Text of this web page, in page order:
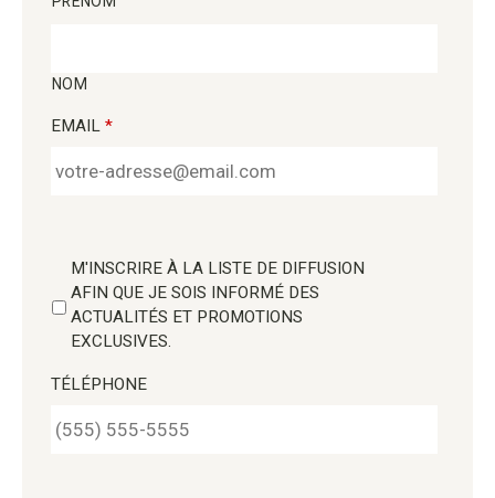
NOM
EMAIL *
M'INSCRIRE À LA LISTE DE DIFFUSION
AFIN QUE JE SOIS INFORMÉ DES
ACTUALITÉS ET PROMOTIONS
EXCLUSIVES.
TÉLÉPHONE